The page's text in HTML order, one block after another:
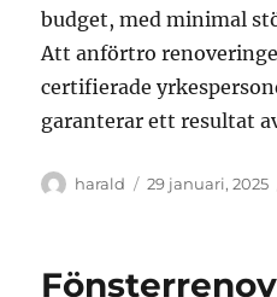
budget, med minimal
Att anförtro
certifierade
garanterar ett resultat
Författare
harald
Publicerat
29 januari, 2025